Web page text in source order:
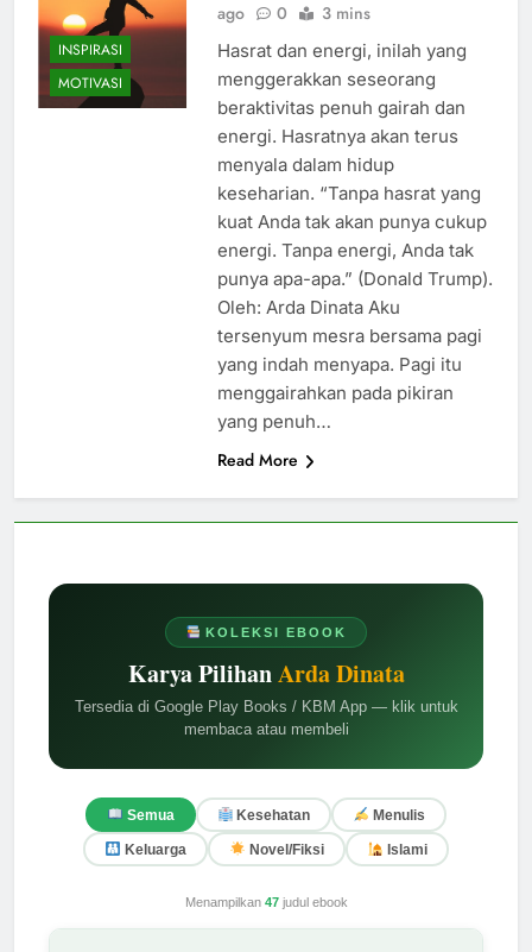
KOLEKSI EBOOK
Karya PilihanArda Dinata
Tersedia di Google Play Books / KBM App — klik untuk
membaca atau membeli
Semua Kesehatan Menulis
Keluarga Novel/Fiksi Islami
Menampilkan 47judul ebook
INSPIRASI
MOTIVASI
ago
0 3 mins
Hasrat dan energi, inilah yang
menggerakkan seseorang
beraktivitas penuh gairah dan
energi. Hasratnya akan terus
menyala dalam hidup
keseharian. “Tanpa hasrat yang
kuat Anda tak akan punya cukup
energi. Tanpa energi, Anda tak
punya apa-apa.” (Donald Trump).
Oleh: Arda Dinata Aku
tersenyum mesra bersama pagi
yang indah menyapa. Pagi itu
menggairahkan pada pikiran
yang penuh…
Read More